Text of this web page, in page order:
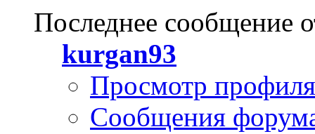
Последнее сообщение
kurgan93
Просмотр профиля
Сообщения